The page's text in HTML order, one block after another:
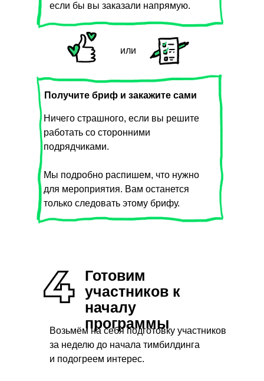
Получите бриф и закажите сами
или
если бы вы заказали напрямую.
Ничего страшного, если вы решите
работать со сторонними
подрядчиками.
Мы подробно распишем, что нужно
для мероприятия. Вам останется
только следовать этому брифу.
Готовим
участников к
началу
программы
Возьмём на себя подготовку участников
за неделю до начала тимбилдинга
и подогреем интерес.